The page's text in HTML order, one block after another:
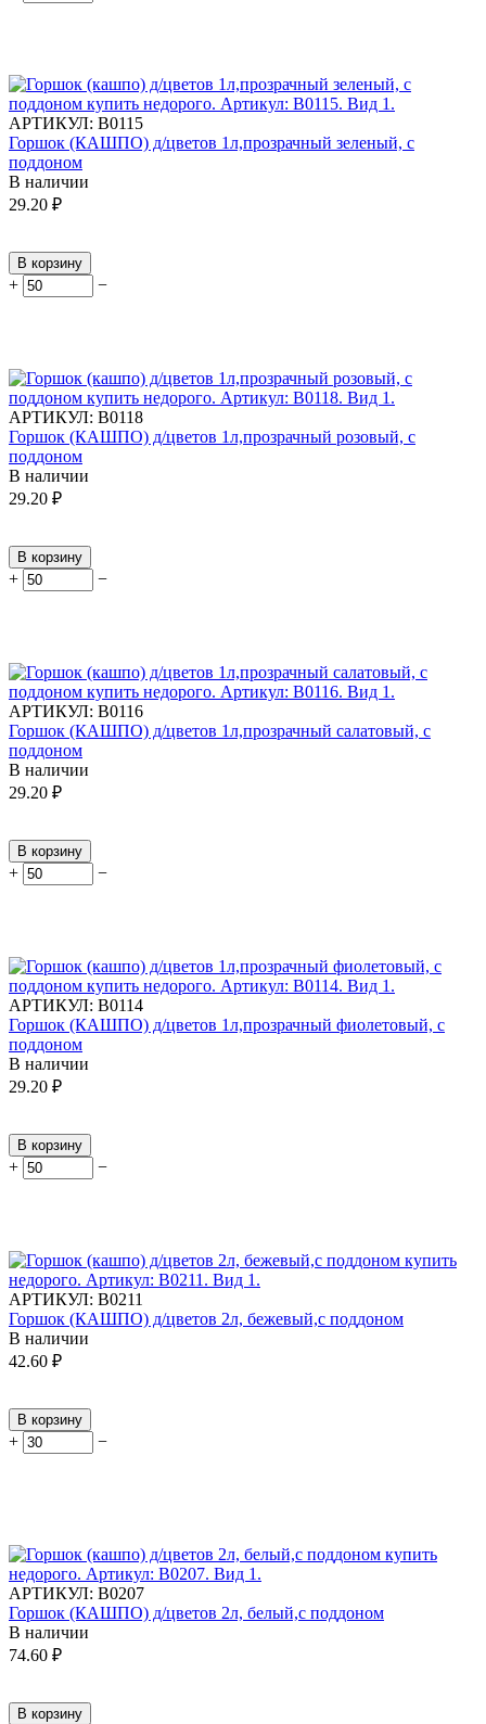
АРТИКУЛ: В0115
Горшок (КАШПО) д/цветов 1л,прозрачный зеленый, с
поддоном
В наличии
29.20 ₽
В корзину
+ −
АРТИКУЛ: В0118
Горшок (КАШПО) д/цветов 1л,прозрачный розовый, с
поддоном
В наличии
29.20 ₽
В корзину
+ −
АРТИКУЛ: В0116
Горшок (КАШПО) д/цветов 1л,прозрачный салатовый, с
поддоном
В наличии
29.20 ₽
В корзину
+ −
АРТИКУЛ: В0114
Горшок (КАШПО) д/цветов 1л,прозрачный фиолетовый, с
поддоном
В наличии
29.20 ₽
В корзину
+ −
АРТИКУЛ: В0211
Горшок (КАШПО) д/цветов 2л, бежевый,с поддоном
В наличии
42.60 ₽
В корзину
+ −
АРТИКУЛ: В0207
Горшок (КАШПО) д/цветов 2л, белый,с поддоном
В наличии
74.60 ₽
В корзину